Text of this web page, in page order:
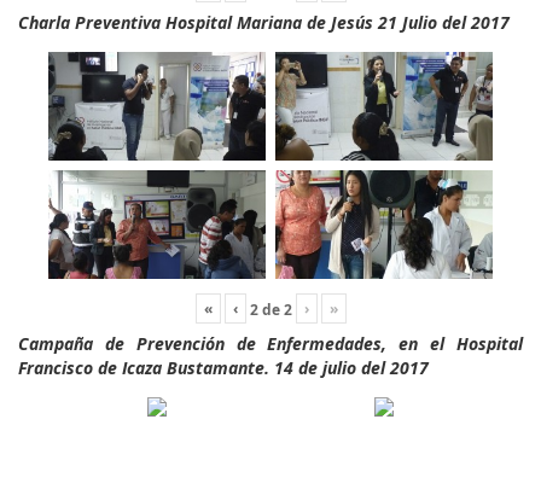
Charla Preventiva Hospital Mariana de Jesús 21 Julio del 2017
« ‹ 2de2 › »
Campaña de Prevención de Enfermedades, en el Hospital
Francisco de Icaza Bustamante. 14 de julio del 2017